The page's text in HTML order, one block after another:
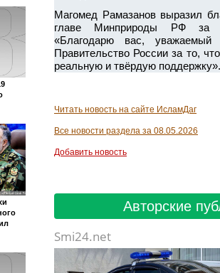
Магомед Рамазанов выразил
главе Минприроды РФ за
«Благодарю вас,
Правительство России за то,
реальную и твёрдую поддержку».
Читать новость на сайте ИсламДаг
Все новости раздела за 08.05.2026
Добавить новость
Авторские
Smi24.net